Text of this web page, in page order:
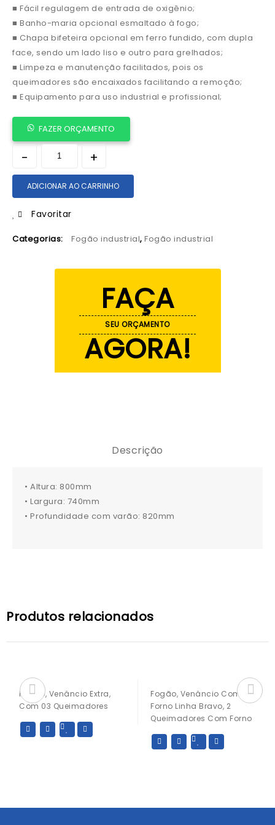
■ Fácil regulagem de entrada de oxigênio;
■ Banho-maria opcional esmaltado à fogo;
■ Chapa bifeteira opcional em ferro fundido, com dupla
face, sendo um lado liso e outro para grelhados;
■ Limpeza e manutenção facilitados, pois os
queimadores são encaixados facilitando a remoção;
■ Equipamento para uso industrial e profissional;
FAZER ORÇAMENTO
ADICIONAR AO CARRINHO
Favoritar
Categorias: Fogão industrial, Fogão industrial
FAÇA
SEU ORÇAMENTO
AGORA!
Descrição
• Altura: 800mm
• Largura: 740mm
• Profundidade com varão: 820mm
Produtos relacionados
Fogão, Venâncio Extra,
Com 03 Queimadores
Fogão, Venâncio Com
Forno Linha Bravo, 2
Queimadores Com Forno